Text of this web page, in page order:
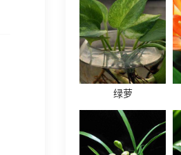
绿萝